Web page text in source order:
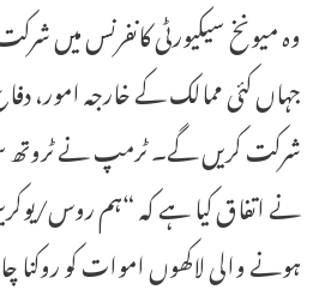
وہ میونخ سیکیورٹی کانفرنس میں
جہاں کئی ممالک کے خارجہ امور،
شرکت کریں گے۔ ٹرمپ نے ٹروتھ
نے اتفاق کیا ہے کہ “ہم روس/
ہونے والی لاکھوں اموات کو روکنا